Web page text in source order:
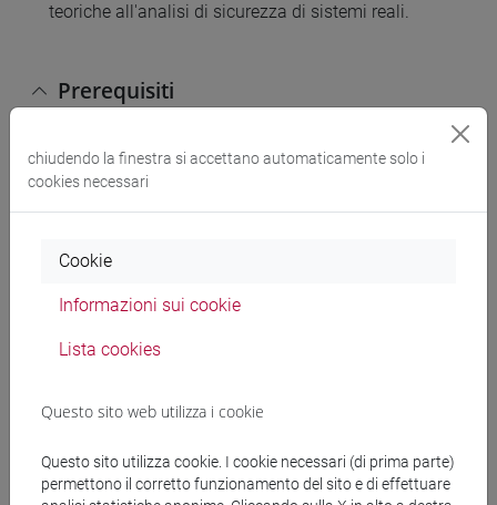
teoriche all'analisi di sicurezza di sistemi reali.
Prerequisiti
Si richiede una conoscenza base di
programmazione (programmazione imperativa e
scripting), reti di calcolatori e crittografia.
Sicurezza web: sicurezza lato client, sicurezza lato
di argomenti di ricerca.
Testi di riferimento
chiudendo la finestra si accettano automaticamente solo i
cookies necessari
Cookie
Informazioni sui cookie
Lista cookies
Questo sito web utilizza i cookie
Questo sito utilizza cookie. I cookie necessari (di prima parte)
permettono il corretto funzionamento del sito e di effettuare